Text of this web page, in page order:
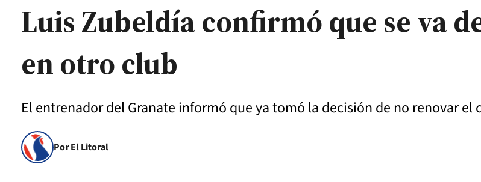
Luis Zubeldía confirmó que se va
en otro club
El entrenador del Granate informó que ya tomó la decisión de no renovar el
Por El Litoral